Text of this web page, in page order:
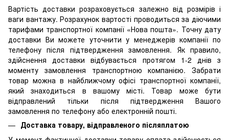
Вартість доставки розраховується залежно від розмірів і
ваги вантажу. Розрахунок вартості проводиться за діючими
тарифами транспортної компанії «Нова пошта». Точну дату
доставки Ви можете уточнити у менеджерів компанії по
телефону після підтвердження замовлення. Як правило,
здійснення доставки відбувається протягом 1-2 днів з
моменту замовлення транспортною компанією. Забрати
товар можна в найближчому офісі транспортної компанії,
який знаходиться в вашому місті. Товар може бути
відправлений тільки після підтвердження Вашого
замовлення по телефону або електронній пошті.
Доставка товару, відправленого післяплатою